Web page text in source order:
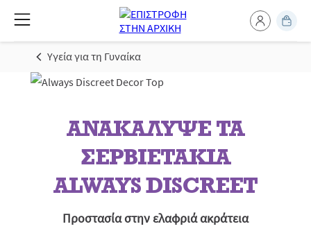
Υγεία για τη Γυναίκα
ΑΝΑΚΑΛΥΨΕ ΤΑ
ΣΕΡΒΙΕΤΑΚΙΑ
ALWAYS DISCREET
Προστασία στην ελαφριά ακράτεια